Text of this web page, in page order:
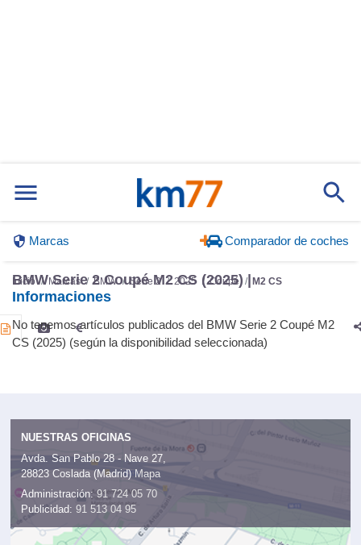
Marcas Comparador de coches
Inicio Marcas BMW Serie 2 2025 Coupé M2 CS
BMW Serie 2 Coupé M2 CS (2025) |
Informaciones
No tenemos artículos publicados del BMW Serie 2 Coupé M2
CS (2025) (según la disponibilidad seleccionada)
NUESTRAS OFICINAS
Avda. San Pablo 28 - Nave 27,
28823 Coslada (Madrid) Mapa
Administración: 91 724 05 70
Publicidad: 91 513 04 95